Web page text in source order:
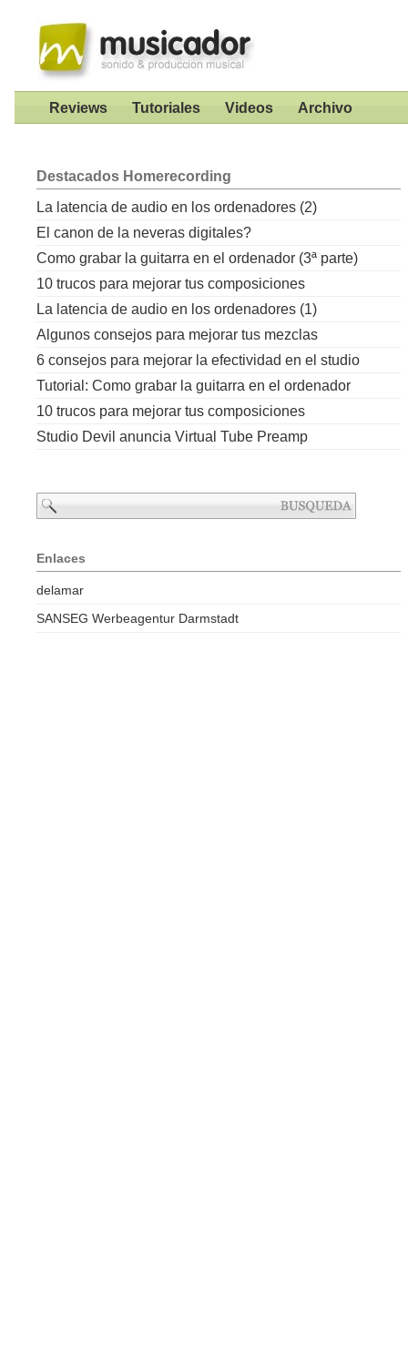
Reviews Tutoriales Videos Archivo
Destacados Homerecording
La latencia de audio en los ordenadores (2)
El canon de la neveras digitales?
Como grabar la guitarra en el ordenador (3ª parte)
10 trucos para mejorar tus composiciones
La latencia de audio en los ordenadores (1)
Algunos consejos para mejorar tus mezclas
6 consejos para mejorar la efectividad en el studio
Tutorial: Como grabar la guitarra en el ordenador
10 trucos para mejorar tus composiciones
Studio Devil anuncia Virtual Tube Preamp
Enlaces
delamar
SANSEG Werbeagentur Darmstadt